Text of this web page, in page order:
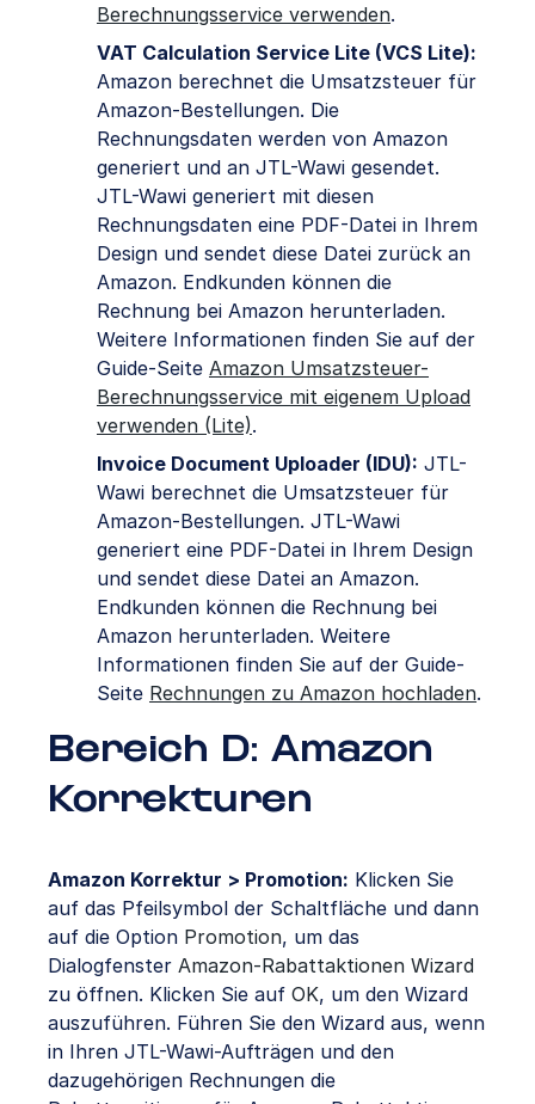
Berechnungsservice verwenden.
VAT Calculation Service Lite (VCS Lite):
Amazon berechnet die Umsatzsteuer für
Amazon-Bestellungen. Die
Rechnungsdaten werden von Amazon
generiert und an JTL-Wawi gesendet.
JTL-Wawi generiert mit diesen
Rechnungsdaten eine PDF-Datei in Ihrem
Design und sendet diese Datei zurück an
Amazon. Endkunden können die
Rechnung bei Amazon herunterladen.
Weitere Informationen finden Sie auf der
Guide-Seite Amazon Umsatzsteuer-
Berechnungsservice mit eigenem Upload
verwenden (Lite).
Invoice Document Uploader (IDU): JTL-
Wawi berechnet die Umsatzsteuer für
Amazon-Bestellungen. JTL-Wawi
generiert eine PDF-Datei in Ihrem Design
und sendet diese Datei an Amazon.
Endkunden können die Rechnung bei
Amazon herunterladen. Weitere
Informationen finden Sie auf der Guide-
Seite Rechnungen zu Amazon hochladen.
Bereich D: Amazon
Korrekturen
Amazon Korrektur > Promotion: Klicken Sie
auf das Pfeilsymbol der Schaltfläche und dann
auf die Option Promotion, um das
Dialogfenster Amazon-Rabattaktionen Wizard
zu öffnen. Klicken Sie auf OK, um den Wizard
auszuführen. Führen Sie den Wizard aus, wenn
in Ihren JTL-Wawi-Aufträgen und den
dazugehörigen Rechnungen die